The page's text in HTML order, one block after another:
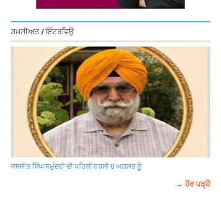
ਸ਼ਖ਼ਸੀਅਤ / ਇੰਟਰਵਿਊ
ਜਸਜੀਤ ਸਿੰਘ ਸਮੁੰਦਰੀ ਦੀ ਪਹਿਲੀ ਬਰਸੀ 8 ਅਗਸਤ ਨੂੰ
→ ਹੋਰ ਪੜ੍ਹੋ